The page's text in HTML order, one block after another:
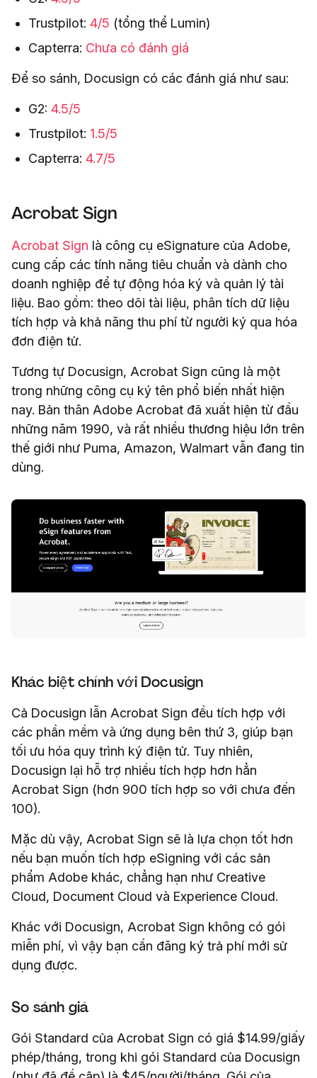
Trustpilot: 4/5 (tổng thể Lumin)
Capterra: Chưa có đánh giá
Để so sánh, Docusign có các đánh giá như sau:
G2: 4.5/5
Trustpilot: 1.5/5
Capterra: 4.7/5
Acrobat Sign
Acrobat Sign là công cụ eSignature của Adobe,
cung cấp các tính năng tiêu chuẩn và dành cho
doanh nghiệp để tự động hóa ký và quản lý tài
liệu. Bao gồm: theo dõi tài liệu, phân tích dữ liệu
tích hợp và khả năng thu phí từ người ký qua hóa
đơn điện tử.
Tương tự Docusign, Acrobat Sign cũng là một
trong những công cụ ký tên phổ biến nhất hiện
nay. Bản thân Adobe Acrobat đã xuất hiện từ đầu
những năm 1990, và rất nhiều thương hiệu lớn trên
thế giới như Puma, Amazon, Walmart vẫn đang tin
dùng.
Khác biệt chính với Docusign
Cả Docusign lẫn Acrobat Sign đều tích hợp với
các phần mềm và ứng dụng bên thứ 3, giúp bạn
tối ưu hóa quy trình ký điện tử. Tuy nhiên,
Docusign lại hỗ trợ nhiều tích hợp hơn hẳn
Acrobat Sign (hơn 900 tích hợp so với chưa đến
100).
Mặc dù vậy, Acrobat Sign sẽ là lựa chọn tốt hơn
nếu bạn muốn tích hợp eSigning với các sản
phẩm Adobe khác, chẳng hạn như Creative
Cloud, Document Cloud và Experience Cloud.
Khác với Docusign, Acrobat Sign không có gói
miễn phí, vì vậy bạn cần đăng ký trả phí mới sử
dụng được.
So sánh giá
Gói Standard của Acrobat Sign có giá $14.99/giấy
phép/tháng, trong khi gói Standard của Docusign